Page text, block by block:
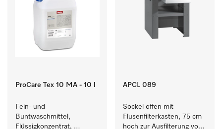
ProCare Tex 10 MA - 10 l
Fein- und
Buntwaschmittel,
Flüssigkonzentrat,
APCL 089
Sockel offen mit
Flusenfilterkasten, 75 cm
hoch zur Ausfilterung von